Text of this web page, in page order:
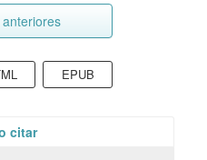
EPUB
citar